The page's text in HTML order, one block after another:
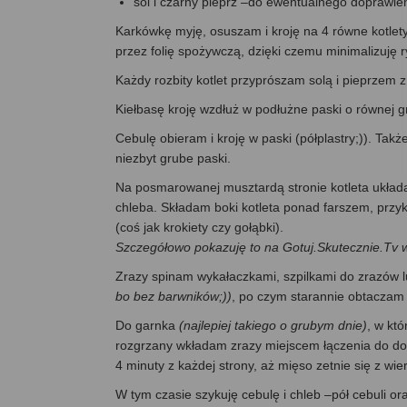
Karkówkę myję, osuszam i kroję na 4 równe
przez folię spożywczą, dzięki czemu minimalizuję
Każdy rozbity kotlet przyprószam solą i pieprzem
Kiełbasę kroję wzdłuż w podłużne paski o równej
Cebulę obieram i kroję w paski (półplastry;)).
niezbyt grube paski.
Na posmarowanej musztardą stronie kotleta
chleba. Składam boki kotleta ponad farszem,
(coś jak krokiety czy gołąbki).
Szczegółowo pokazuję to na Gotuj.Skutecznie.Tv
Zrazy spinam wykałaczkami, szpilkami do
bo bez barwników;)), po czym starannie
Do garnka (najlepiej takiego o grubym dnie), w
rozgrzany wkładam zrazy miejscem łączenia do
4 minuty z każdej strony, aż mięso zetnie się z
W tym czasie szykuję cebulę i chleb –pół cebuli